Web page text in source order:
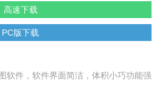
高速下载
PC版下载
软件，软件界面简洁，体积小巧功能强